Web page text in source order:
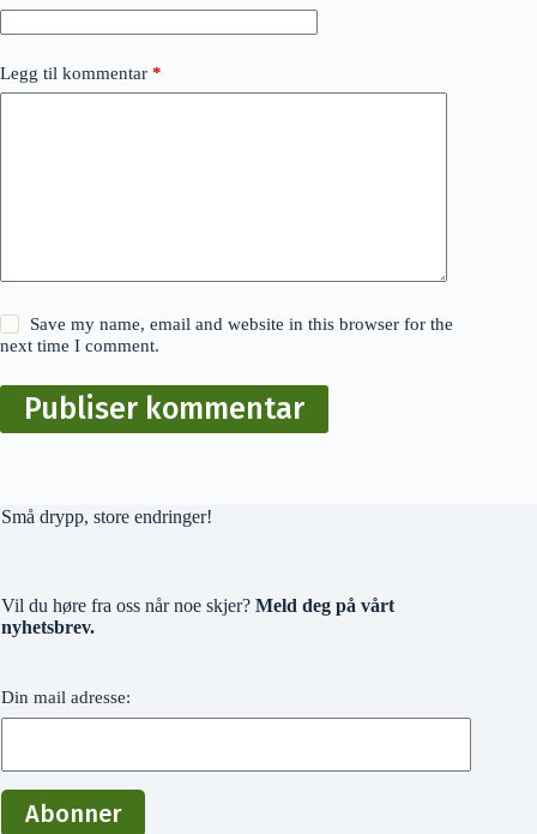
Legg til kommentar *
Save my name, email and website in this browser for the
next time I comment.
Publiser kommentar
Små drypp, store endringer!
Vil du høre fra oss når noe skjer? Meld deg på vårt
nyhetsbrev.
Din mail adresse: